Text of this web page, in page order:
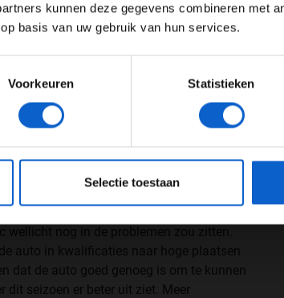
kunnen deze gegevens combineren met
basis van uw gebruik van hun services.
Voorkeuren Statistieken
Selectie toestaan
nog in de problemen zou zitten.
auto in kwalificaties naar hoge plaatsen
dat de auto goed genoeg is om te kunnen
dit seizoen er beter uit ziet. Meer
Toon alle kansspelenadvertenties (24+)
DAN 24 24 JAAR OF
voor meer informatie over gegevensgebruik